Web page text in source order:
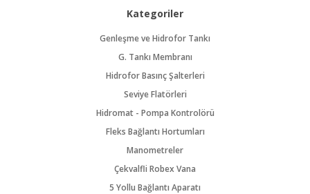
Kategoriler
Genleşme ve Hidrofor Tankı
G. Tankı Membranı
Hidrofor Basınç Şalterleri
Seviye Flatörleri
Hidromat - Pompa Kontrolörü
Fleks Bağlantı Hortumları
Manometreler
Çekvalfli Robex Vana
5 Yollu Bağlantı Aparatı